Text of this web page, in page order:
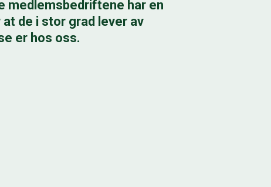
medlemsbedriftene har en
de i stor grad lever av
er hos oss.